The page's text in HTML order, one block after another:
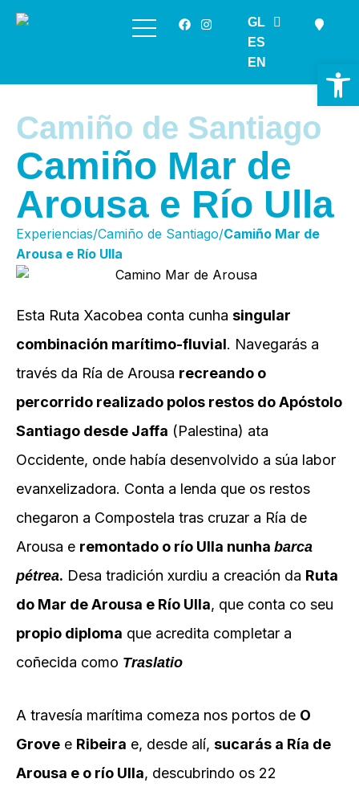
contido
GL
ES
EN
Camiño de Santiago
Camiño Mar de
Arousa e Río Ulla
Experiencias/Camiño de Santiago/Camiño Mar de
Arousa e Río Ulla
Esta Ruta Xacobea conta cunha singular
combinación marítimo-fluvial. Navegarás a
través da Ría de Arousa recreando o
percorrido realizado polos restos do Apóstolo
Santiago desde Jaffa (Palestina) ata
Occidente, onde había desenvolvido a súa labor
evanxelizadora. Conta a lenda que os restos
chegaron a Compostela tras cruzar a Ría de
Arousa e remontado o río Ulla nunha barca
pétrea. Desa tradición xurdiu a creación da Ruta
do Mar de Arousa e Río Ulla, que conta co seu
propio diploma que acredita completar a
coñecida como Traslatio
A travesía marítima comeza nos portos de O
Grove e Ribeira e, desde alí, sucarás a Ría de
Arousa e o río Ulla, descubrindo os 22